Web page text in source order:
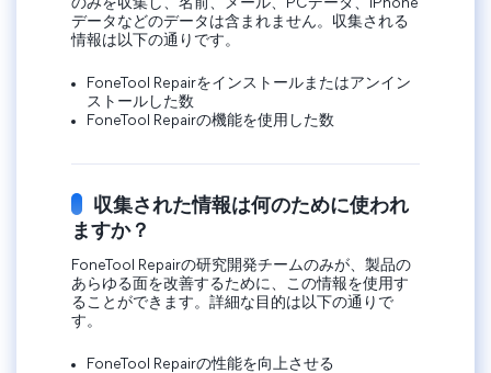
のみを収集し、名前、メール、PCデータ、iPhone
データなどのデータは含まれません。収集される
情報は以下の通りです。
FoneTool Repairをインストールまたはアンイン
ストールした数
FoneTool Repairの機能を使用した数
収集された情報は何のために使われ
ますか？
FoneTool Repairの研究開発チームのみが、製品の
あらゆる面を改善するために、この情報を使用す
ることができます。詳細な目的は以下の通りで
す。
FoneTool Repairの性能を向上させる